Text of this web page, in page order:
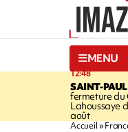
MENU
12:48
SAINT-PAUL
fermeture du
Lahoussaye
août
Accueil